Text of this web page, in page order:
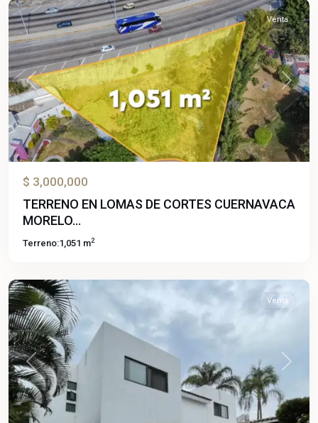
Previous Next
Venta
$ 3,000,000
TERRENO EN LOMAS DE CORTES CUERNAVACA
MORELO...
Terreno:1,051 m2
Amatitlan ,
Previous Next
Venta